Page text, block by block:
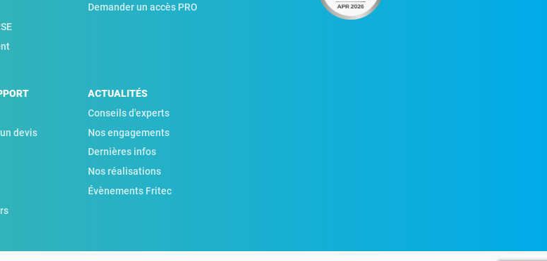
Demander un accès PRO
devis
ACTUALITÉS
Conseils d'experts
Nos engagements
Dernières infos
Nos réalisations
Évènements Fritec